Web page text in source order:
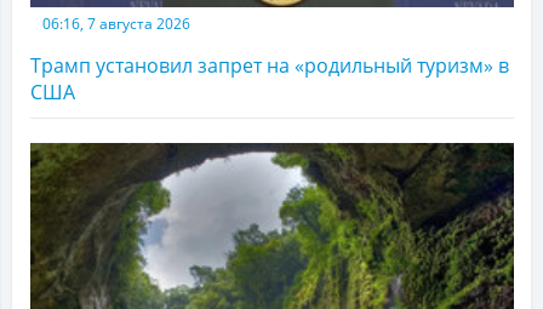
06:16, 7 августа 2026
Трамп установил запрет на «родильный туризм» в
США